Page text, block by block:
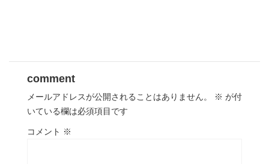
comment
メールアドレスが公開されることはありません。 ※ が付
いている欄は必須項目です
コメント ※